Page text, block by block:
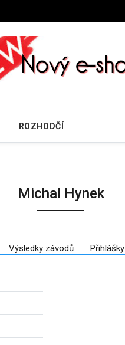
ROZHODČÍ
Michal Hynek
Výsledky závodů Přihlášky